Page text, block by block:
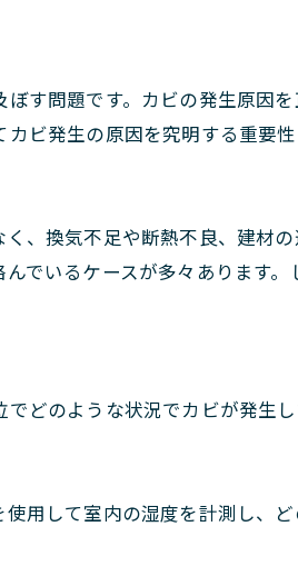
す問題です。カビの発生原因
ビ発生の原因を究明する重要
、換気不足や断熱不良、建材
でいるケースが多々あります
どのような状況でカビが発生
用して室内の湿度を計測し、ど